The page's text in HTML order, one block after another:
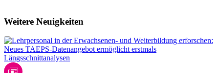
Weitere Neuigkeiten